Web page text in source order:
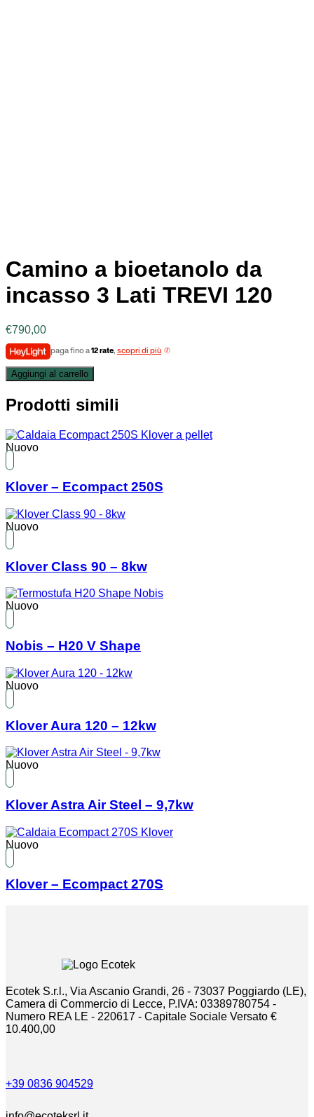
Camino a bioetanolo da
incasso 3 Lati TREVI 120
€790,00
paga fino a12 rate, scopri di più
Aggiungi al carrello
Prodotti simili
Nuovo
Klover – Ecompact 250S
Nuovo
Klover Class 90 – 8kw
Nuovo
Nobis – H20 V Shape
Nuovo
Klover Aura 120 – 12kw
Nuovo
Klover Astra Air Steel – 9,7kw
Nuovo
Klover – Ecompact 270S
Ecotek S.r.l., Via Ascanio Grandi, 26 - 73037 Poggiardo (LE),
Camera di Commercio di Lecce, P.IVA: 03389780754 -
Numero REA LE - 220617 - Capitale Sociale Versato €
10.400,00
+39 0836 904529